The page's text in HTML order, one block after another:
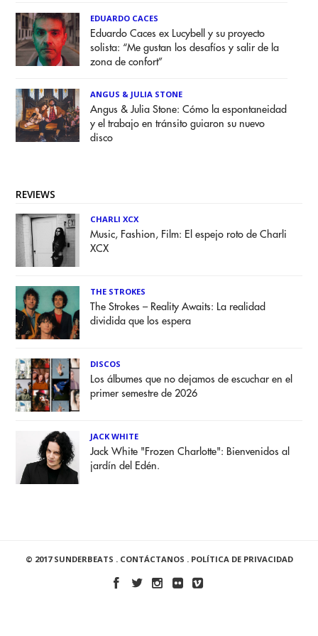
EDUARDO CACES
Eduardo Caces ex Lucybell y su proyecto
solista: “Me gustan los desafíos y salir de la
zona de confort”
ANGUS & JULIA STONE
Angus & Julia Stone: Cómo la espontaneidad
y el trabajo en tránsito guiaron su nuevo
disco
REVIEWS
CHARLI XCX
Music, Fashion, Film: El espejo roto de Charli
XCX
THE STROKES
The Strokes – Reality Awaits: La realidad
dividida que los espera
DISCOS
Los álbumes que no dejamos de escuchar en el
primer semestre de 2026
JACK WHITE
Jack White "Frozen Charlotte": Bienvenidos al
jardín del Edén.
© 2017 SUNDERBEATS . CONTÁCTANOS . POLÍTICA DE PRIVACIDAD